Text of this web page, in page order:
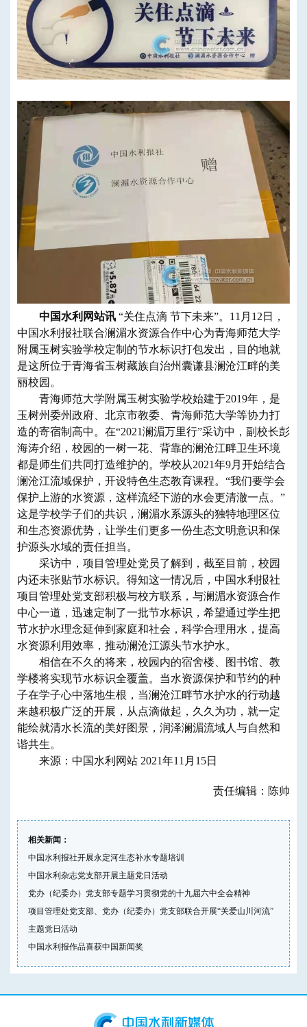
中国水利网站讯 “关住点滴 节下未来”。11月12日，
中国水利报社联合澜湄水资源合作中心为青海师范大学
附属玉树实验学校定制的节水标识打包发出，目的地就
是这所位于青海省玉树藏族自治州囊谦县澜沧江畔的美
丽校园。
青海师范大学附属玉树实验学校始建于2019年，是
玉树州委州政府、北京市教委、青海师范大学等协力打
造的寄宿制高中。在“2021澜湄万里行”采访中，副校长彭
海涛介绍，校园的一树一花、背靠的澜沧江畔卫生环境
都是师生们共同打造维护的。学校从2021年9月开始结合
澜沧江流域保护，开设特色生态教育课程。“我们要学会
保护上游的水资源，这样流经下游的水会更清澈一点。”
这是学校学子们的共识，澜湄水系源头的独特地理区位
和生态资源优势，让学生们更多一份生态文明意识和保
护源头水域的责任担当。
采访中，项目管理处党员了解到，截至目前，校园
内还未张贴节水标识。得知这一情况后，中国水利报社
项目管理处党支部积极与校方联系，与澜湄水资源合作
中心一道，迅速定制了一批节水标识，希望通过学生把
节水护水理念延伸到家庭和社会，科学合理用水，提高
水资源利用效率，推动澜沧江源头节水护水。
相信在不久的将来，校园内的宿舍楼、图书馆、教
学楼将实现节水标识全覆盖。当水资源保护和节约的种
子在学子心中落地生根，当澜沧江畔节水护水的行动越
来越积极广泛的开展，从点滴做起，久久为功，就一定
能绘就清水长流的美好图景，润泽澜湄流域人与自然和
谐共生。
来源：中国水利网站 2021年11月15日
责任编辑：陈帅
相关新闻：
中国水利报社开展永定河生态补水专题培训
中国水利杂志党支部开展主题党日活动
党办（纪委办）党支部专题学习贯彻党的十九届六中全会精神
项目管理处党支部、党办（纪委办）党支部联合开展“关爱山川河流”
主题党日活动
中国水利报作品喜获中国新闻奖